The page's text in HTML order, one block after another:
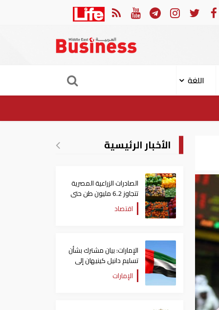
الإيراني على ناقلة "أدنوك" في مضيق هرمز
اللغة
الأخبار الرئيسية
الصادرات الزراعية المصرية
تتجاوز 6.2 مليون طن حتى
الآناقتصاد
الإمارات: بيان مشترك بشأن
تسليم دانيل كينيهان إلى
السلطات الإيرلندية
الإمارات